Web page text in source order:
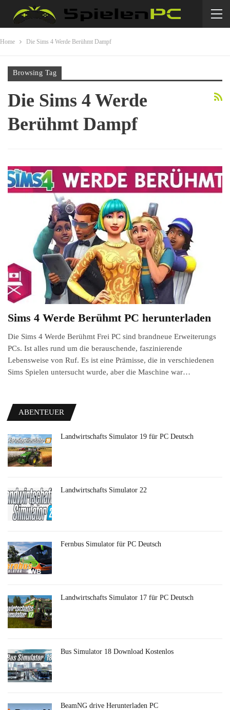
Home Die Sims 4 Werde Berühmt Dampf
Browsing Tag
Die Sims 4 Werde
Berühmt Dampf
Sims 4 Werde Berühmt PC herunterladen
Die Sims 4 Werde Berühmt Frei PC sind brandneue Erweiterungs
PCs. Ist alles rund um die berauschende, faszinierende
Lebensweise von Ruf. Es ist eine Prämisse, die in verschiedenen
Sims Spielen untersucht wurde, aber die Maschine war…
ABENTEUER
Landwirtschafts Simulator 19 für PC Deutsch
Landwirtschafts Simulator 22
Fernbus Simulator für PC Deutsch
Landwirtschafts Simulator 17 für PC Deutsch
Bus Simulator 18 Download Kostenlos
BeamNG drive Herunterladen PC